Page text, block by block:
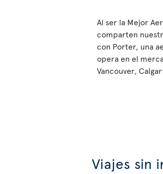
Al ser la Mejor
comparten
con Porter, una
opera en el
Vancouver,
Viajes sin